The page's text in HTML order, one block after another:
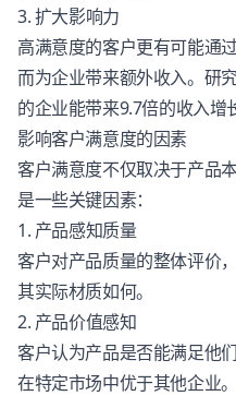
3. 扩大影响力
高满意度的客户更有可能通
而为企业带来额外收入。研
的企业能带来9.7倍的收入增
影响客户满意度的因素
客户满意度不仅取决于产品
是一些关键因素：
1. 产品感知质量
客户对产品质量的整体评价
其实际材质如何。
2. 产品价值感知
客户认为产品是否能满足他
在特定市场中优于其他企业。